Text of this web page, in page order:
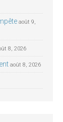
août 9,
8, 2026
août 8, 2026